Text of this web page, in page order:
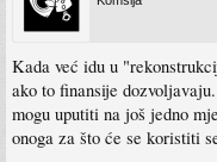
Kada već idu u
ako to finansije
mogu uputiti na još jedno
onoga za što će se koristiti